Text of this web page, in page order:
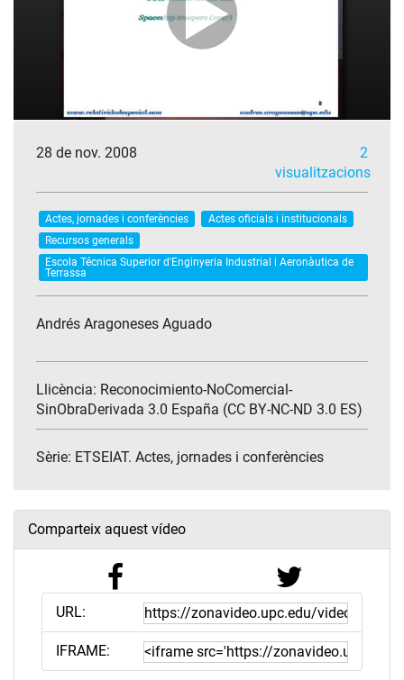
28 de nov. 2008
2
visualitzacions
Actes, jornades i conferències
Actes oficials i institucionals
Recursos generals
Escola Técnica Superior d'Enginyeria Industrial i Aeronàutica de
Terrassa
Andrés Aragoneses Aguado
Llicència: Reconocimiento-NoComercial-
SinObraDerivada 3.0 España (CC BY-NC-ND 3.0 ES)
Sèrie: ETSEIAT. Actes, jornades i conferències
Comparteix aquest vídeo
URL:
IFRAME: